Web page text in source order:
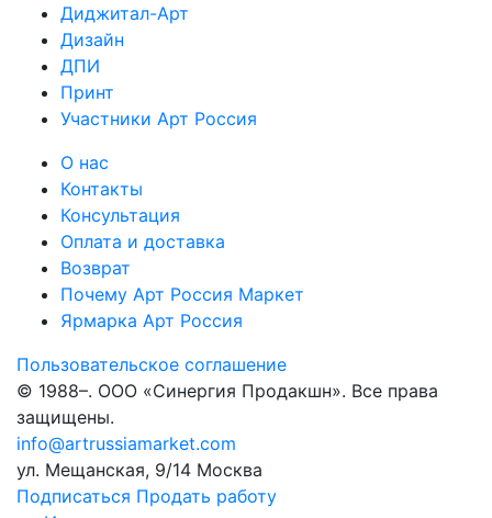
Диджитал-Арт
Дизайн
ДПИ
Принт
Участники Арт Россия
О нас
Контакты
Консультация
Оплата и доставка
Возврат
Почему Арт Россия Маркет
Ярмарка Арт Россия
Пользовательское соглашение
© 1988–. ООО «Синергия Продакшн». Все права
защищены.
info@artrussiamarket.com
ул. Мещанская, 9/14 Москва
Подписаться Продать работу